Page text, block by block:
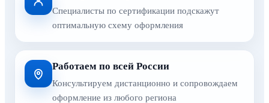
Специалисты по сертификации подскажут
оптимальную схему оформления
Работаем по всей России
Консультируем дистанционно и сопровождаем
оформление из любого региона